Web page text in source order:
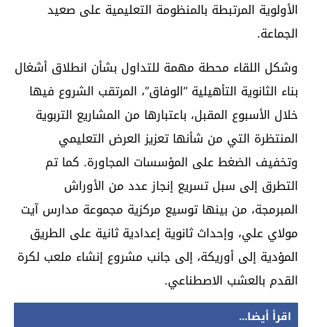
الأولوية المرتبطة بالمنظومة التعليمية على صعيد
الجماعة.
وشكل اللقاء محطة مهمة للتداول بشأن انطلاق أشغال
بناء الثانوية التأهيلية “الوفاق”، المرتقب الشروع فيها
خلال الأسبوع المقبل، باعتبارها من المشاريع التربوية
المنتظرة التي من شأنها تعزيز العرض التعليمي
وتخفيف الضغط على المؤسسات المجاورة. كما تم
التطرق إلى سبل تسريع إنجاز عدد من الأوراش
المبرمجة، من بينها توسيع مركزية مجموعة مدارس آيت
مولاي علي، وإحداث ثانوية إعدادية ثانية على الطريق
المؤدية إلى أوريكة، إلى جانب مشروع إنشاء ملعب لكرة
القدم بالعشب الاصطناعي.
اقرأ أيضا...